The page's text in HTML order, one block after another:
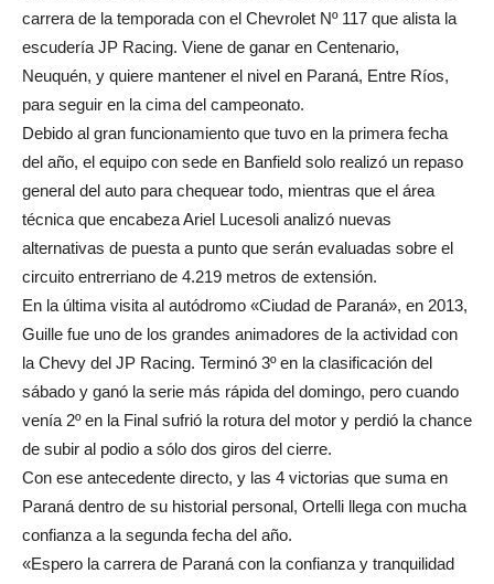
carrera de la temporada con el Chevrolet Nº 117 que alista la
escudería JP Racing. Viene de ganar en Centenario,
Neuquén, y quiere mantener el nivel en Paraná, Entre Ríos,
para seguir en la cima del campeonato.
Debido al gran funcionamiento que tuvo en la primera fecha
del año, el equipo con sede en Banfield solo realizó un repaso
general del auto para chequear todo, mientras que el área
técnica que encabeza Ariel Lucesoli analizó nuevas
alternativas de puesta a punto que serán evaluadas sobre el
circuito entrerriano de 4.219 metros de extensión.
En la última visita al autódromo «Ciudad de Paraná», en 2013,
Guille fue uno de los grandes animadores de la actividad con
la Chevy del JP Racing. Terminó 3º en la clasificación del
sábado y ganó la serie más rápida del domingo, pero cuando
venía 2º en la Final sufrió la rotura del motor y perdió la chance
de subir al podio a sólo dos giros del cierre.
Con ese antecedente directo, y las 4 victorias que suma en
Paraná dentro de su historial personal, Ortelli llega con mucha
confianza a la segunda fecha del año.
«Espero la carrera de Paraná con la confianza y tranquilidad